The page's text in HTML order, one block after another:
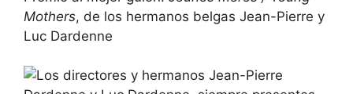
Mothers, de los hermanos belgas Jean-Pierre y
Luc Dardenne